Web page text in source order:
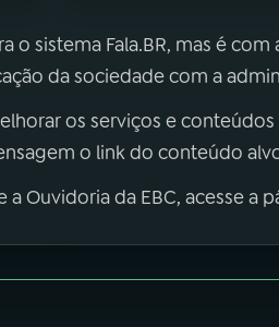
o sistema Fala.BR, mas é com
da sociedade com a
os serviços e
o link do conteúdo
a Ouvidoria da EBC, acesse a